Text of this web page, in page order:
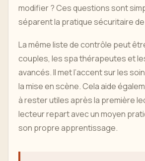
modifier ? Ces questions sont
séparent la pratique sécuritaire
La même liste de contrôle peut
couples, les spa thérapeutes et
avancés. Il met l’accent sur les
la mise en scène. Cela aide
à rester utiles après la première
lecteur repart avec un moyen
son propre apprentissage.